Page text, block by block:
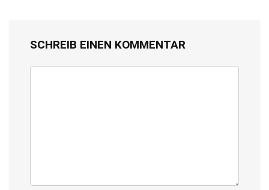
SCHREIB EINEN KOMMENTAR